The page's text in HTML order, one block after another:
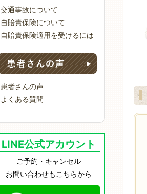
交通事故について
自賠責保険について
自賠責保険適用を受けるには
患者さんの声
よくある質問
LINE公式アカウント
ご予約・キャンセル
お問い合わせもこちらから